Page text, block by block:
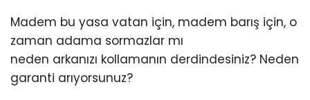
Madem bu yasa vatan için, madem barış için, o
zaman adama sormazlar mı
neden arkanızı kollamanın derdindesiniz? Neden
garanti arıyorsunuz?